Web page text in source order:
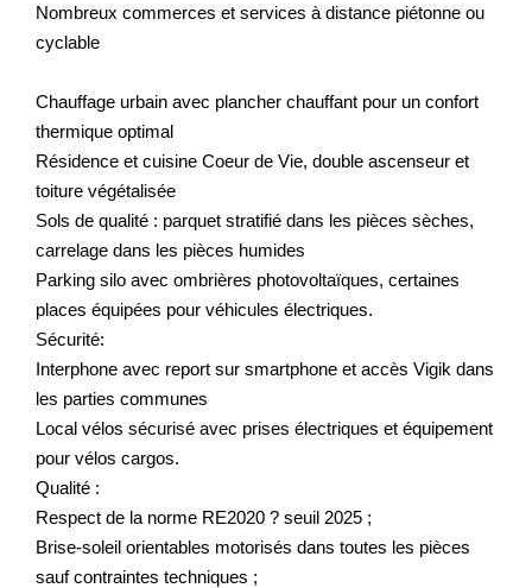
Nombreux commerces et services à distance piétonne ou
cyclable
Chauffage urbain avec plancher chauffant pour un confort
thermique optimal
Résidence et cuisine Coeur de Vie, double ascenseur et
toiture végétalisée
Sols de qualité : parquet stratifié dans les pièces sèches,
carrelage dans les pièces humides
Parking silo avec ombrières photovoltaïques, certaines
places équipées pour véhicules électriques.
Sécurité:
Interphone avec report sur smartphone et accès Vigik dans
les parties communes
Local vélos sécurisé avec prises électriques et équipement
pour vélos cargos.
Qualité :
Respect de la norme RE2020 ? seuil 2025 ;
Brise-soleil orientables motorisés dans toutes les pièces
sauf contraintes techniques ;